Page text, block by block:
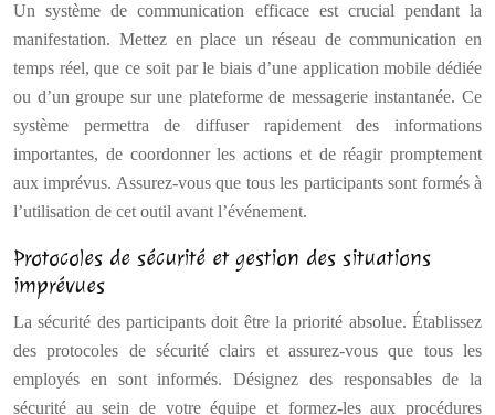
Un système de communication efficace est crucial pendant la
manifestation. Mettez en place un réseau de communication en
temps réel, que ce soit par le biais d’une application mobile dédiée
ou d’un groupe sur une plateforme de messagerie instantanée. Ce
système permettra de diffuser rapidement des informations
importantes, de coordonner les actions et de réagir promptement
aux imprévus. Assurez-vous que tous les participants sont formés à
l’utilisation de cet outil avant l’événement.
Protocoles de sécurité et gestion des situations
imprévues
La sécurité des participants doit être la priorité absolue. Établissez
des protocoles de sécurité clairs et assurez-vous que tous les
employés en sont informés. Désignez des responsables de la
sécurité au sein de votre équipe et formez-les aux procédures